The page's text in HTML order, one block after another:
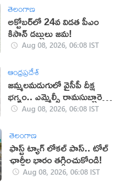
తెలంగాణ
అక్టోబర్‌లో 24వ విడత పీఎం
కిసాన్ డబ్బులు జమ!
Aug 08, 2026, 06:08 IST
ఆంధ్రప్రదేశ్
జమ్మలమడుగులో వైసీపీ దీక్ష
భగ్నం.. ఎమ్మెల్సీ రామసుబ్బారెడ్డి
అరెస్ట్ (వీడియో)
Aug 08, 2026, 06:08 IST
తెలంగాణ
ఫాస్ట్ ట్యాగ్ లోకల్ పాస్.. టోల్
ఛార్జీల భారం తగ్గించుకోండి!
Aug 08, 2026, 06:08 IST